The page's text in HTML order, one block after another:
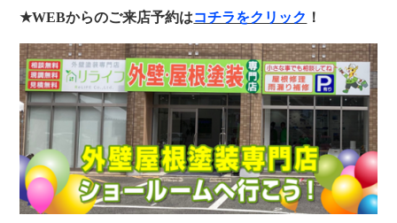
★WEBからのご来店予約はコチラをクリック ！